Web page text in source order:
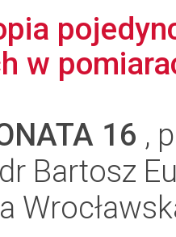
w
16 ,
Bartosz